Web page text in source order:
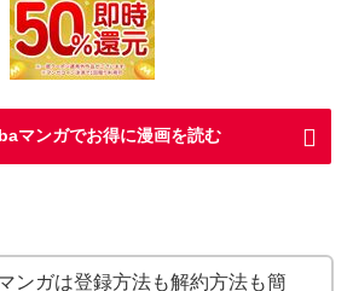
マンガでお得に漫画を読む
ンガは登録方法も解約方法も簡